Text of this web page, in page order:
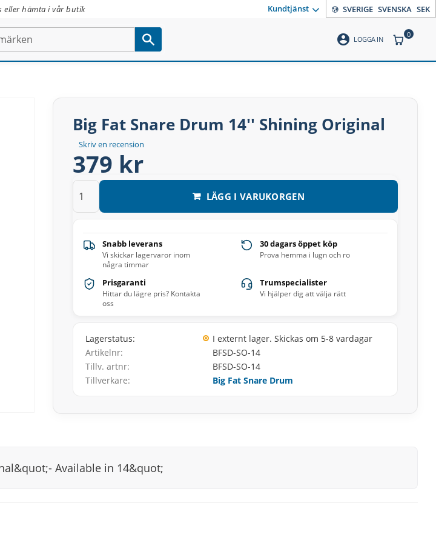
eller hämta i vår butik Kundtjänst SVERIGE SVENSKA SEK
account_circle LOGGA IN ANTAL
0
Big Fat Snare Drum 14'' Shining Original
Skriv en recension
379 kr
LÄGG I VARUKORGEN
Snabb leverans
Vi skickar lagervaror inom
några timmar
30 dagars öppet köp
Prova hemma i lugn och ro
Prisgaranti
Hittar du lägre pris? Kontakta
oss
Trumspecialister
Vi hjälper dig att välja rätt
Lagerstatus
I externt lager. Skickas om 5-8 vardagar
Artikelnr
BFSD-SO-14
Tillv. artnr
BFSD-SO-14
Tillverkare
Big Fat Snare Drum
Available in 14&quot;